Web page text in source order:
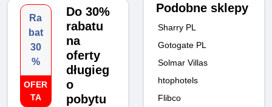
Ra
bat
30
%
OFER
TA
Do 30%
rabatu
na
oferty
długieg
o
pobytu
Podobne sklepy
Sharry PL
Gotogate PL
Solmar Villas
htophotels
Flibco